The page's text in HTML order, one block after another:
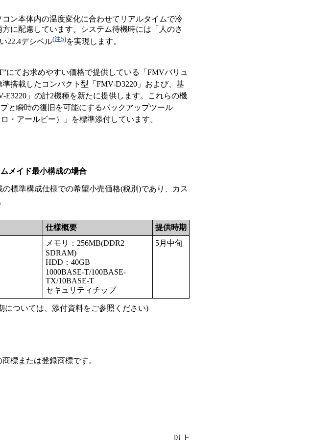
ン本体内の温度変化に合わせてリアルタイムで冷
に配慮しています。システム待機時には「人のさ
22.4デシベル(注5)を実現します。
にてお求めやすい価格で提供している「FMVバリュ
搭載したコンパクト型「FMV-D3220」および、基
」の計2機種を新たに提供します。これらの機
と瞬時の復旧を可能にするバックアップツール
・アールビー）」を標準添付しています。
メイド最小構成の場合
の標準構成仕様での希望小売価格(税別)であり、カス
仕様概要 提供時期
メモリ：256MB(DDR2
SDRAM)
HDD：40GB
1000BASE-T/100BASE-
TX/10BASE-T
セキュリティチップ
5月中旬
については、添付資料をご参照ください)
標または登録商標です。